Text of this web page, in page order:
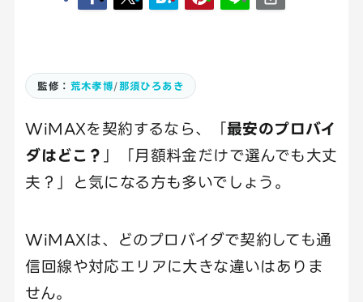
監修： 荒木孝博/那須ひろあき
WiMAXを契約するなら、「最安のプロバイ
ダはどこ？ 」「月額料金だけで選んでも大丈
夫？」と気になる方も多いでしょう。
WiMAXは、どのプロバイダで契約しても通
信回線や対応エリアに大きな違いはありま
せん。